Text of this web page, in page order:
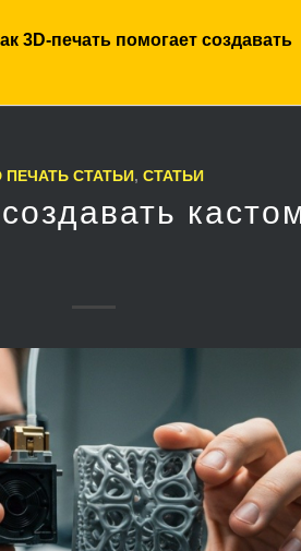
3D-печать помогает создавать
ПЕЧАТЬ СТАТЬИ, СТАТЬИ